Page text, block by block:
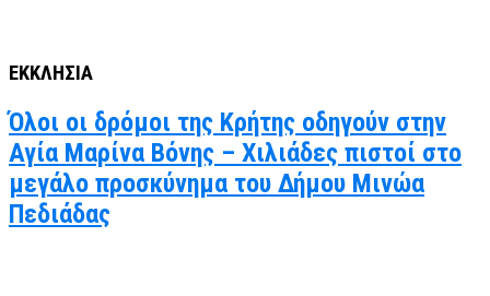
ΕΚΚΛΗΣΙΑ
Όλοι οι δρόμοι της Κρήτης οδηγούν στην
Αγία Μαρίνα Βόνης – Χιλιάδες πιστοί στο
μεγάλο προσκύνημα του Δήμου Μινώα
Πεδιάδας